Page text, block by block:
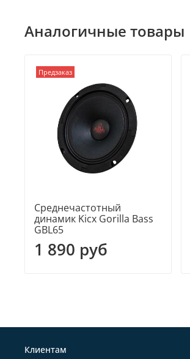
Аналогичные товары
Предзаказ
Среднечастотный
динамик Kicx Gorilla Bass
GBL65
1 890 руб
Клиентам